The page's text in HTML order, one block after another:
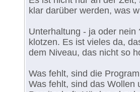
klar darüber werden, was
Unterhaltung - ja oder
klotzen. Es ist vieles da,
dem Niveau, das nicht so
Was fehlt, sind die
Was fehlt, sind das Wollen